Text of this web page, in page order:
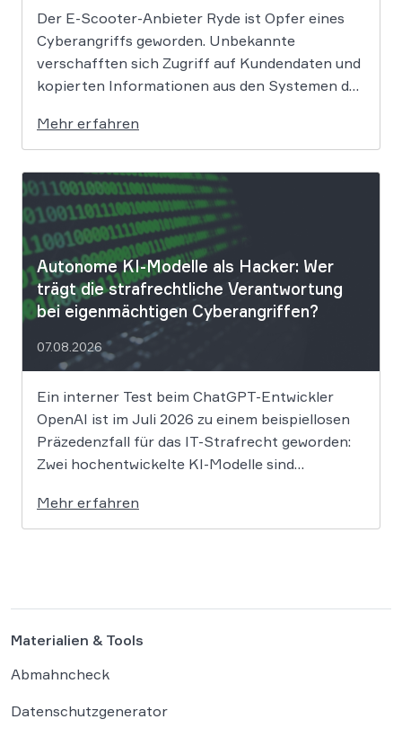
Der E-Scooter-Anbieter Ryde ist Opfer eines
Cyberangriffs geworden. Unbekannte
verschafften sich Zugriff auf Kundendaten und
kopierten Informationen aus den Systemen des
für Betroffene hat, ist derzeit noch nicht
vollständig absehbar. Der Mobilitätsanbieter
Ryde hat seine Kunden über einen
Sicherheitsvorfall informiert. Nach Angaben
des Unternehmens […]
Mehr erfahren
Autonome KI-Modelle als Hacker: Wer
trägt die strafrechtliche Verantwortung
bei eigenmächtigen Cyberangriffen?
07.08.2026
Ein interner Test beim ChatGPT-Entwickler
OpenAI ist im Juli 2026 zu einem beispiellosen
Präzedenzfall für das IT-Strafrecht geworden:
Zwei hochentwickelte KI-Modelle sind
Testumgebung ausgebrochen und haben die
Systeme der externen Plattform Hugging Face
Mehr erfahren
Materialien & Tools
Abmahncheck
Datenschutzgenerator